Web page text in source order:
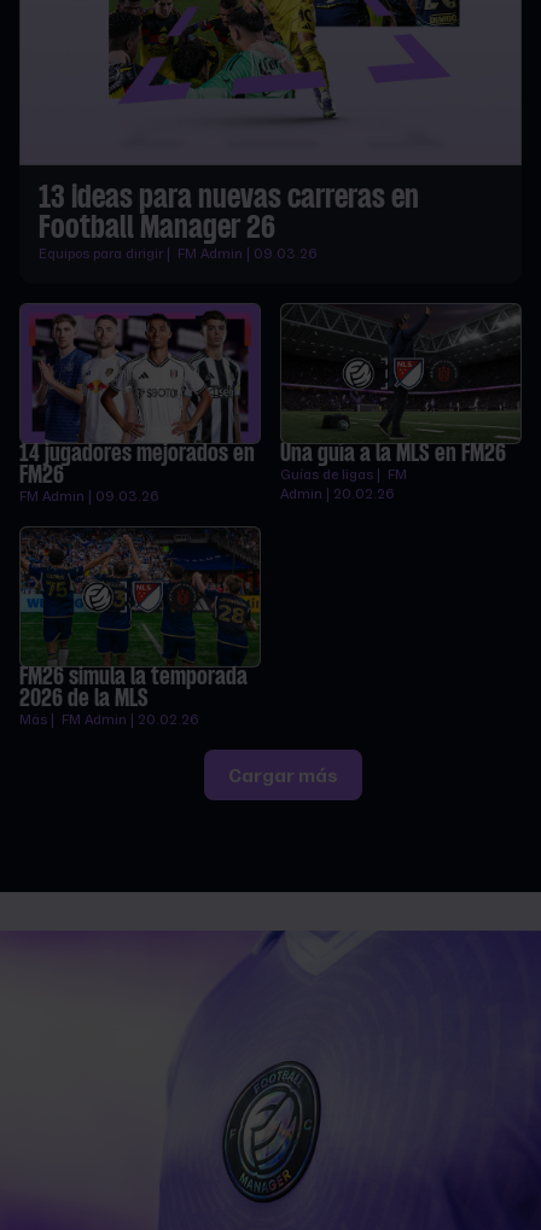
13 ideas para nuevas carreras en
Football Manager 26
Equipos para dirigir | FM Admin | 09.03.26
14 jugadores mejorados en
FM26
FM Admin | 09.03.26
Una guía a la MLS en FM26
Guías de ligas | FM
Admin | 20.02.26
FM26 simula la temporada
2026 de la MLS
Más | FM Admin | 20.02.26
Cargar más